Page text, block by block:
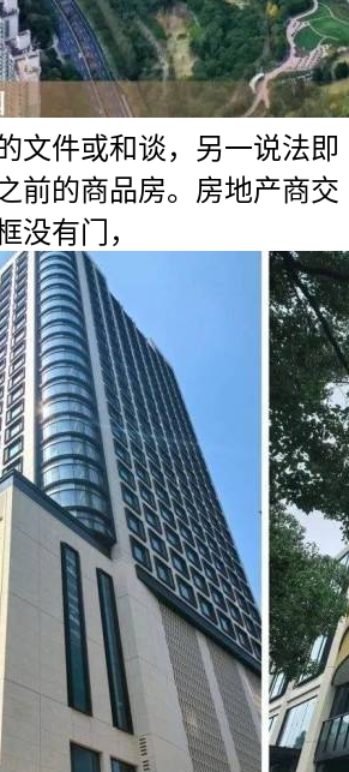
文件或和谈，另一说法即
前的商品房。房地产商交
没有门，